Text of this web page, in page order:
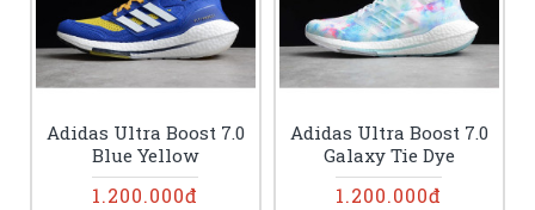
Adidas Ultra Boost 7.0
Blue Yellow
1.200.000đ
Adidas Ultra Boost 7.0
Galaxy Tie Dye
1.200.000đ